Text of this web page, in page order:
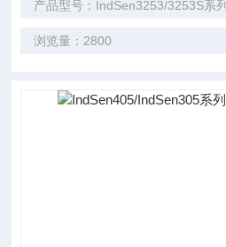
产品型号：IndSen3253/3253S系列
浏览量：2800